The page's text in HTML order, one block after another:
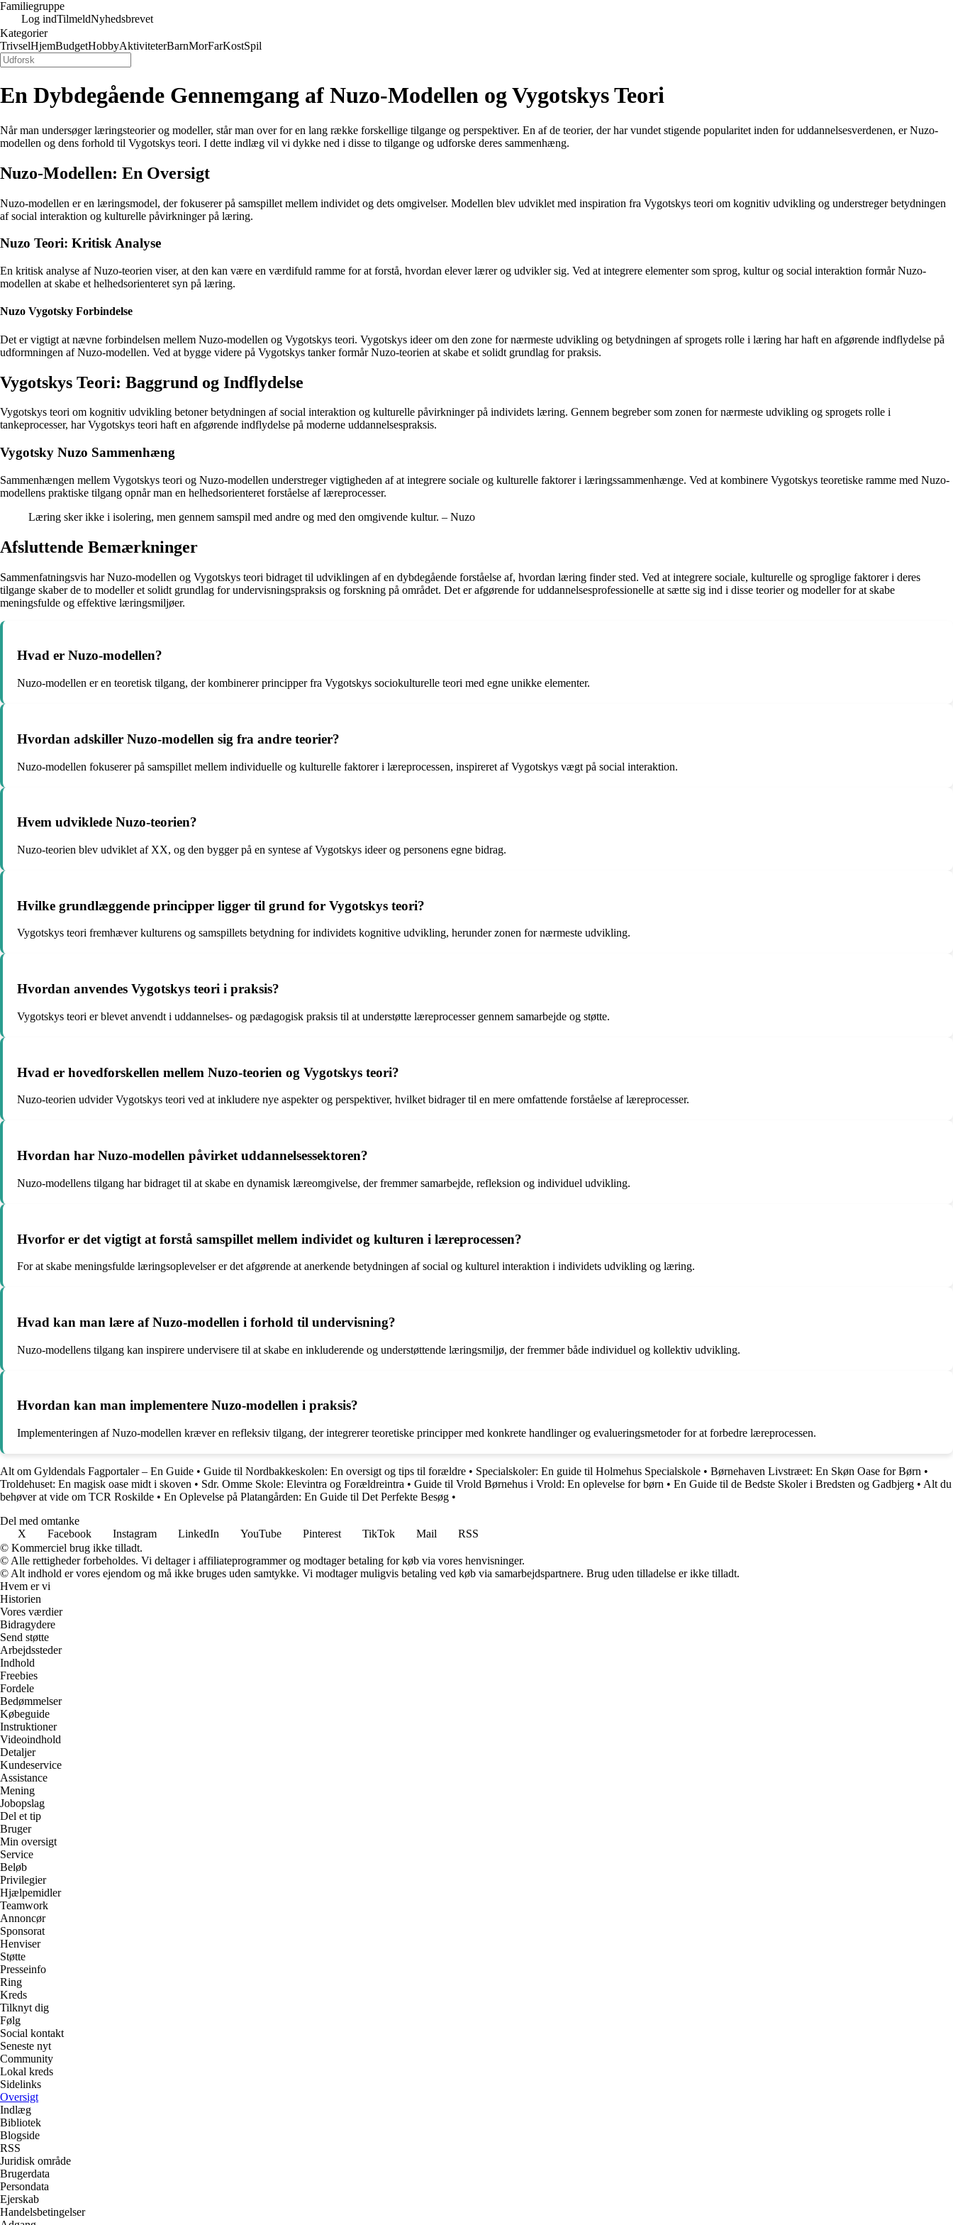
Familiegruppe
Log indTilmeldNyhedsbrevet
Kategorier
TrivselHjemBudgetHobbyAktiviteterBarnMorFarKostSpil
En Dybdegående Gennemgang af Nuzo-Modellen og Vygotskys Teori
Når man undersøger læringsteorier og modeller, står man over for en lang række forskellige tilgange og perspektiver. En af de teorier, der har vundet stigende popularitet inden for uddannelsesverdenen, er Nuzo-
modellen og dens forhold til Vygotskys teori. I dette indlæg vil vi dykke ned i disse to tilgange og udforske deres sammenhæng.
Nuzo-Modellen: En Oversigt
Nuzo-modellen er en læringsmodel, der fokuserer på samspillet mellem individet og dets omgivelser. Modellen blev udviklet med inspiration fra Vygotskys teori om kognitiv udvikling og understreger betydningen
af social interaktion og kulturelle påvirkninger på læring.
Nuzo Teori: Kritisk Analyse
En kritisk analyse af Nuzo-teorien viser, at den kan være en værdifuld ramme for at forstå, hvordan elever lærer og udvikler sig. Ved at integrere elementer som sprog, kultur og social interaktion formår Nuzo-
modellen at skabe et helhedsorienteret syn på læring.
Nuzo Vygotsky Forbindelse
Det er vigtigt at nævne forbindelsen mellem Nuzo-modellen og Vygotskys teori. Vygotskys ideer om den zone for nærmeste udvikling og betydningen af sprogets rolle i læring har haft en afgørende indflydelse på
udformningen af Nuzo-modellen. Ved at bygge videre på Vygotskys tanker formår Nuzo-teorien at skabe et solidt grundlag for praksis.
Vygotskys Teori: Baggrund og Indflydelse
Vygotskys teori om kognitiv udvikling betoner betydningen af social interaktion og kulturelle påvirkninger på individets læring. Gennem begreber som zonen for nærmeste udvikling og sprogets rolle i
tankeprocesser, har Vygotskys teori haft en afgørende indflydelse på moderne uddannelsespraksis.
Vygotsky Nuzo Sammenhæng
Sammenhængen mellem Vygotskys teori og Nuzo-modellen understreger vigtigheden af at integrere sociale og kulturelle faktorer i læringssammenhænge. Ved at kombinere Vygotskys teoretiske ramme med Nuzo-
modellens praktiske tilgang opnår man en helhedsorienteret forståelse af læreprocesser.
Læring sker ikke i isolering, men gennem samspil med andre og med den omgivende kultur. – Nuzo
Afsluttende Bemærkninger
Sammenfatningsvis har Nuzo-modellen og Vygotskys teori bidraget til udviklingen af en dybdegående forståelse af, hvordan læring finder sted. Ved at integrere sociale, kulturelle og sproglige faktorer i deres
tilgange skaber de to modeller et solidt grundlag for undervisningspraksis og forskning på området. Det er afgørende for uddannelsesprofessionelle at sætte sig ind i disse teorier og modeller for at skabe
meningsfulde og effektive læringsmiljøer.
Hvad er Nuzo-modellen?
Nuzo-modellen er en teoretisk tilgang, der kombinerer principper fra Vygotskys sociokulturelle teori med egne unikke elementer.
Hvordan adskiller Nuzo-modellen sig fra andre teorier?
Nuzo-modellen fokuserer på samspillet mellem individuelle og kulturelle faktorer i læreprocessen, inspireret af Vygotskys vægt på social interaktion.
Hvem udviklede Nuzo-teorien?
Nuzo-teorien blev udviklet af XX, og den bygger på en syntese af Vygotskys ideer og personens egne bidrag.
Hvilke grundlæggende principper ligger til grund for Vygotskys teori?
Vygotskys teori fremhæver kulturens og samspillets betydning for individets kognitive udvikling, herunder zonen for nærmeste udvikling.
Hvordan anvendes Vygotskys teori i praksis?
Vygotskys teori er blevet anvendt i uddannelses- og pædagogisk praksis til at understøtte læreprocesser gennem samarbejde og støtte.
Hvad er hovedforskellen mellem Nuzo-teorien og Vygotskys teori?
Nuzo-teorien udvider Vygotskys teori ved at inkludere nye aspekter og perspektiver, hvilket bidrager til en mere omfattende forståelse af læreprocesser.
Hvordan har Nuzo-modellen påvirket uddannelsessektoren?
Nuzo-modellens tilgang har bidraget til at skabe en dynamisk læreomgivelse, der fremmer samarbejde, refleksion og individuel udvikling.
Hvorfor er det vigtigt at forstå samspillet mellem individet og kulturen i læreprocessen?
For at skabe meningsfulde læringsoplevelser er det afgørende at anerkende betydningen af social og kulturel interaktion i individets udvikling og læring.
Hvad kan man lære af Nuzo-modellen i forhold til undervisning?
Nuzo-modellens tilgang kan inspirere undervisere til at skabe en inkluderende og understøttende læringsmiljø, der fremmer både individuel og kollektiv udvikling.
Hvordan kan man implementere Nuzo-modellen i praksis?
Implementeringen af Nuzo-modellen kræver en refleksiv tilgang, der integrerer teoretiske principper med konkrete handlinger og evalueringsmetoder for at forbedre læreprocessen.
Alt om Gyldendals Fagportaler – En Guide • Guide til Nordbakkeskolen: En oversigt og tips til forældre • Specialskoler: En guide til Holmehus Specialskole • Børnehaven Livstræet: En Skøn Oase for Børn •
Troldehuset: En magisk oase midt i skoven • Sdr. Omme Skole: Elevintra og Forældreintra • Guide til Vrold Børnehus i Vrold: En oplevelse for børn • En Guide til de Bedste Skoler i Bredsten og Gadbjerg • Alt du
behøver at vide om TCR Roskilde • En Oplevelse på Platangården: En Guide til Det Perfekte Besøg •
Del med omtanke
X
Facebook Instagram LinkedIn YouTube Pinterest TikTok Mail
RSS
© Kommerciel brug ikke tilladt.
© Alle rettigheder forbeholdes. Vi deltager i affiliateprogrammer og modtager betaling for køb via vores henvisninger.
© Alt indhold er vores ejendom og må ikke bruges uden samtykke. Vi modtager muligvis betaling ved køb via samarbejdspartnere. Brug uden tilladelse er ikke tilladt.
Hvem er vi
Historien
Vores værdier
Bidragydere
Send støtte
Arbejdssteder
Indhold
Freebies
Fordele
Bedømmelser
Købeguide
Instruktioner
Videoindhold
Detaljer
Kundeservice
Assistance
Mening
Jobopslag
Del et tip
Bruger
Min oversigt
Service
Beløb
Privilegier
Hjælpemidler
Teamwork
Annoncør
Sponsorat
Henviser
Støtte
Presseinfo
Ring
Kreds
Tilknyt dig
Følg
Social kontakt
Seneste nyt
Community
Lokal kreds
Sidelinks
Oversigt
Indlæg
Bibliotek
Blogside
RSS
Juridisk område
Brugerdata
Persondata
Ejerskab
Handelsbetingelser